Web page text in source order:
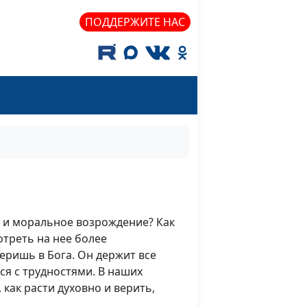
ПОДДЕРЖИТЕ НАС
моральное возрождение? Как
на нее более
в Бога. Он держит все
с трудностями. В наших
расти духовно и верить,